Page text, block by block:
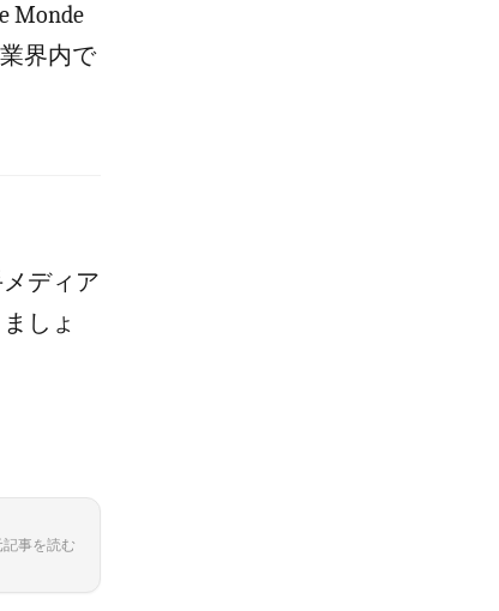
Monde
界内で
ディア
しょ
記事を読む